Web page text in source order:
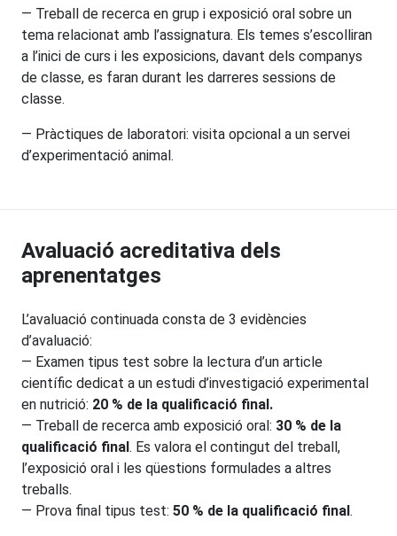
— Treball de recerca en grup i exposició oral sobre un
tema relacionat amb l’assignatura. Els temes s’escolliran
a l’inici de curs i les exposicions, davant dels companys
de classe, es faran durant les darreres sessions de
classe.
— Pràctiques de laboratori: visita opcional a un servei
d’experimentació animal.
Avaluació acreditativa dels
aprenentatges
L’avaluació continuada consta de 3 evidències
d’avaluació:
— Examen tipus test sobre la lectura d’un article
científic dedicat a un estudi d’investigació experimental
en nutrició: 20 % de la qualificació final.
— Treball de recerca amb exposició oral: 30 % de la
qualificació final. Es valora el contingut del treball,
l’exposició oral i les qüestions formulades a altres
treballs.
— Prova final tipus test: 50 % de la qualificació final.